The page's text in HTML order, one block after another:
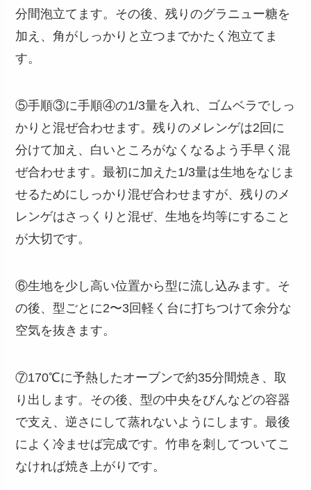
分間泡立てます。その後、残りのグラニュー糖を
加え、角がしっかりと立つまでかたく泡立てま
す。
⑤手順③に手順④の1/3量を入れ、ゴムベラでしっ
かりと混ぜ合わせます。残りのメレンゲは2回に
分けて加え、白いところがなくなるよう手早く混
ぜ合わせます。最初に加えた1/3量は生地をなじま
せるためにしっかり混ぜ合わせますが、残りのメ
レンゲはさっくりと混ぜ、生地を均等にすること
が大切です。
⑥生地を少し高い位置から型に流し込みます。そ
の後、型ごとに2〜3回軽く台に打ちつけて余分な
空気を抜きます。
⑦170℃に予熱したオーブンで約35分間焼き、取
り出します。その後、型の中央をびんなどの容器
で支え、逆さにして蒸れないようにします。最後
によく冷ませば完成です。竹串を刺してついてこ
なければ焼き上がりです。